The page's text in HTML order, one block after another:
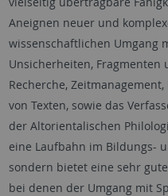
Aneignen neuer und
wissenschaftlichen Umgang
Unsicherheiten, Fragmenten
Recherche,
von Texten, sowie das
der Altorientalischen
eine Laufbahn im Bildungs-
sondern bietet eine sehr
bei denen der Umgang mit